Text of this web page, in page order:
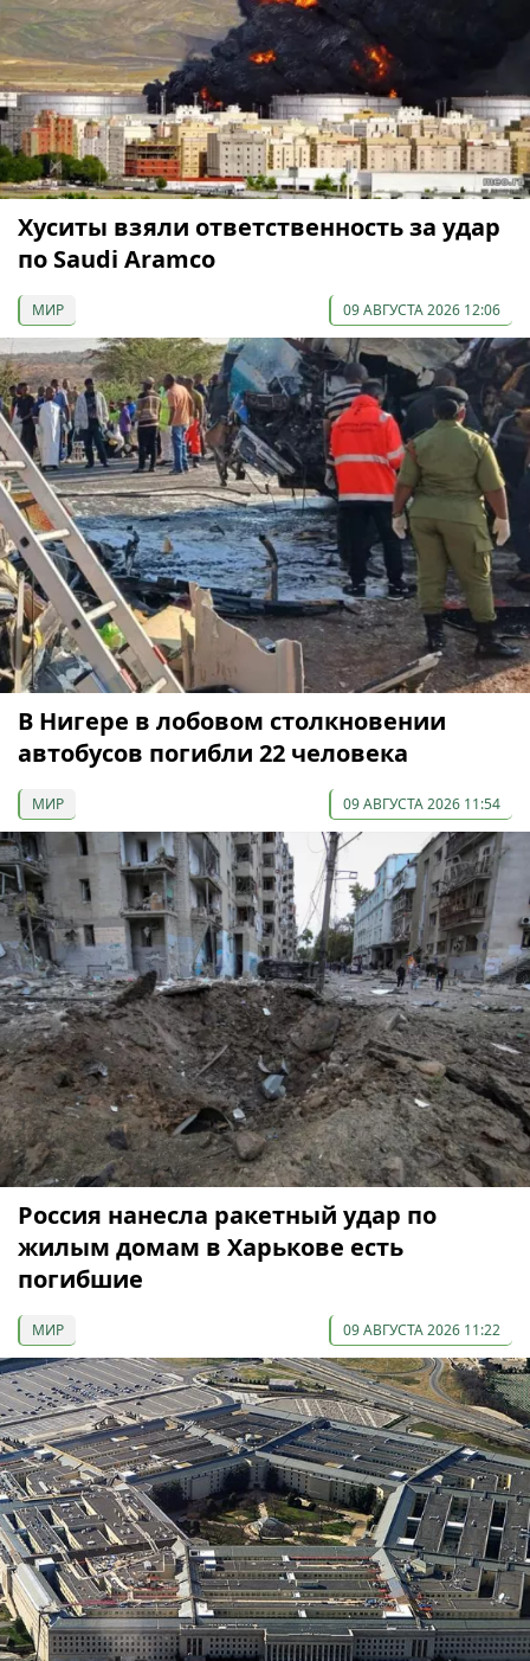
Хуситы взяли ответственность за удар
по Saudi Aramco
МИР 09 АВГУСТА 2026 12:06
В Нигере в лобовом столкновении
автобусов погибли 22 человека
МИР 09 АВГУСТА 2026 11:54
Россия нанесла ракетный удар по
жилым домам в Харькове есть
погибшие
МИР 09 АВГУСТА 2026 11:22